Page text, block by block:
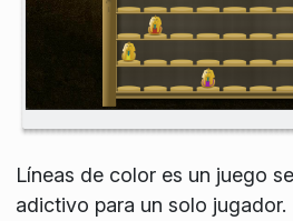
Líneas de color es un juego
adictivo para un solo jugador.